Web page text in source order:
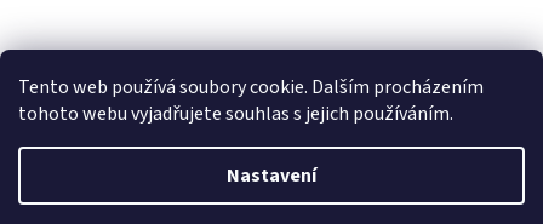
Tento web používá soubory cookie. Dalším procházením
tohoto webu vyjadřujete souhlas s jejich používáním.
Nastavení